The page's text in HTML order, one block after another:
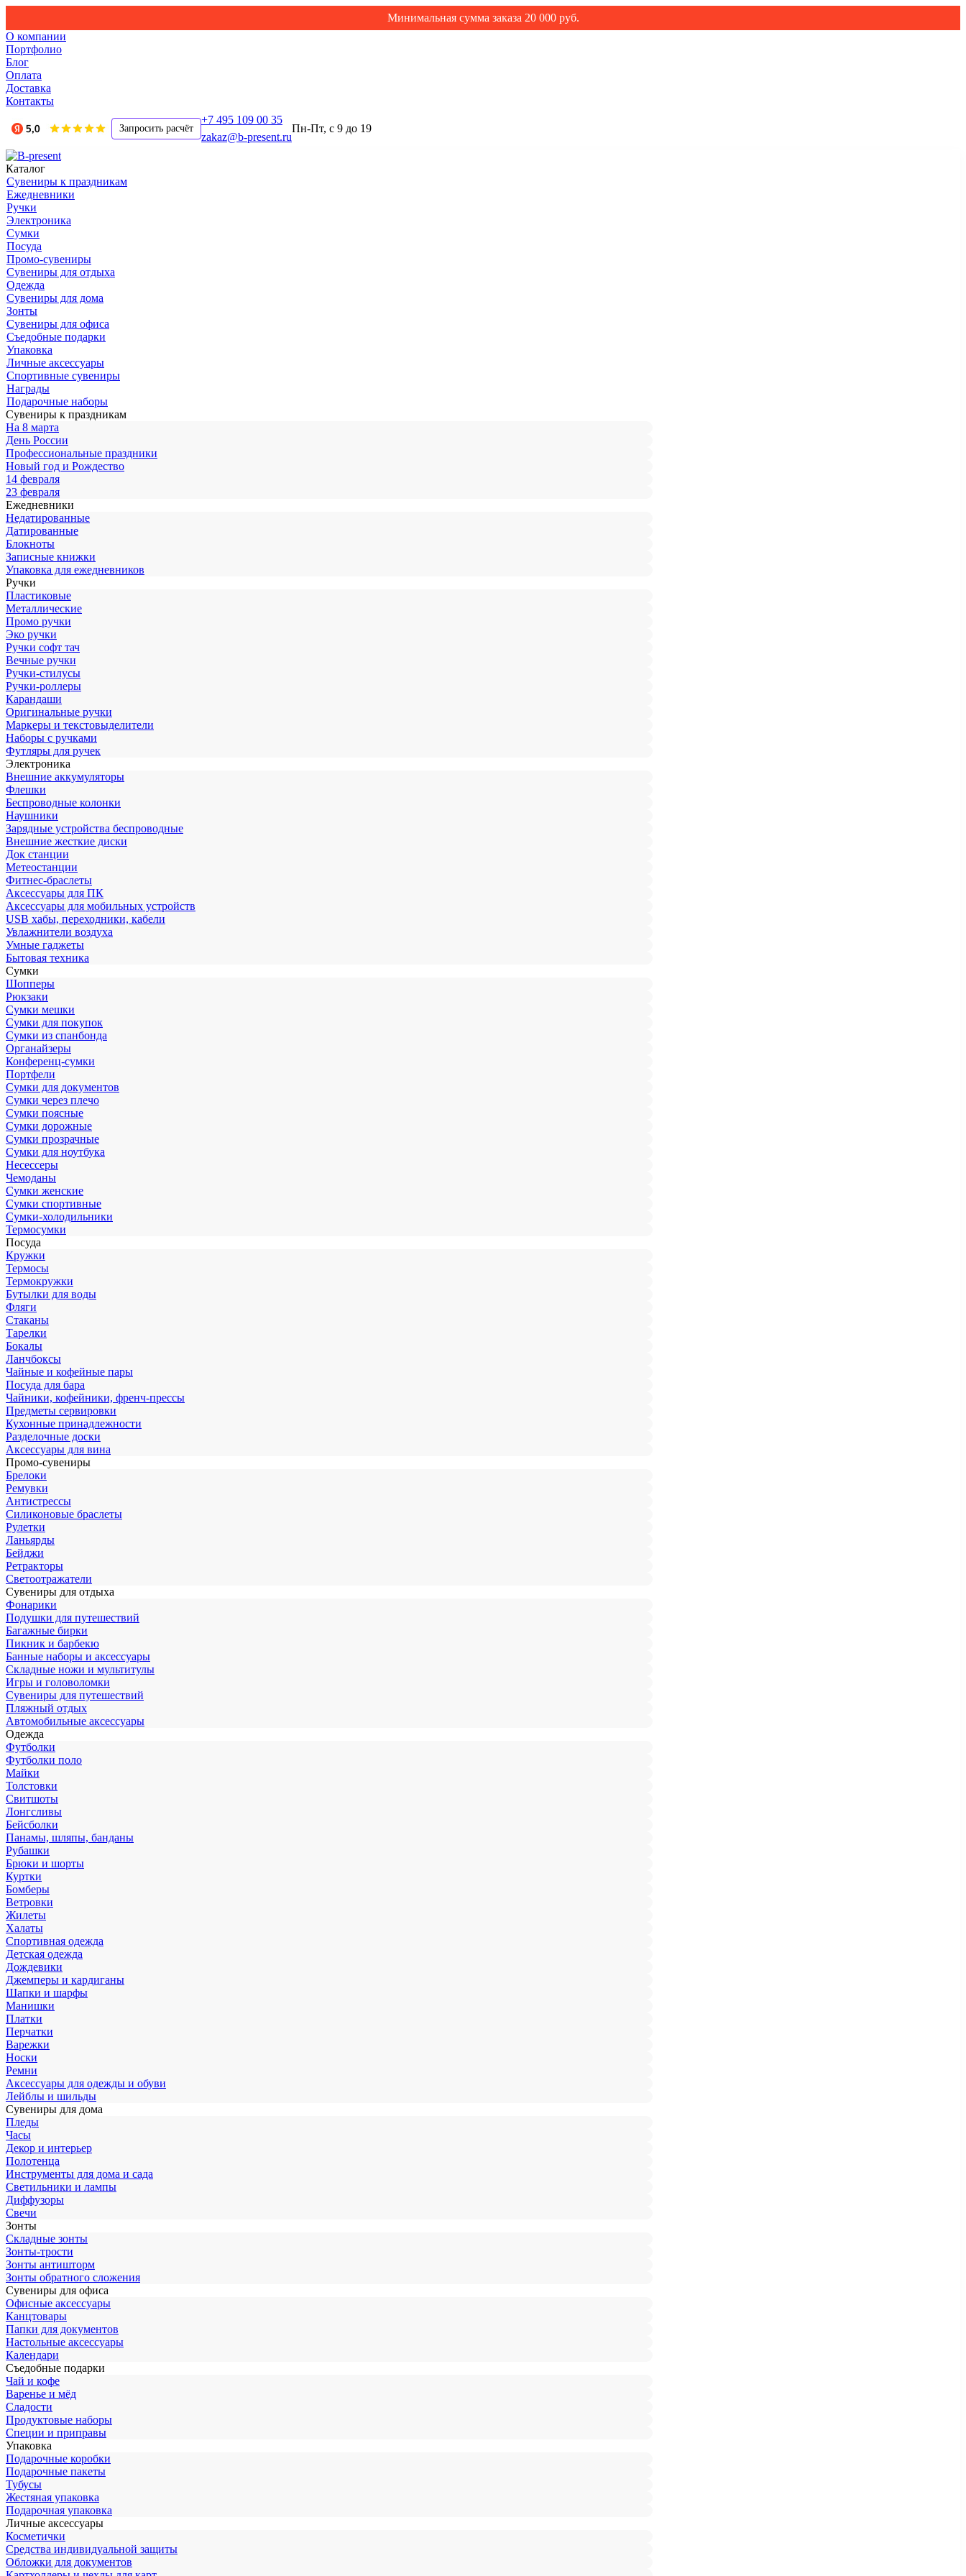
Минимальная сумма заказа 20 000 руб.
О компании
Портфолио
Блог
Оплата
Доставка
Контакты
Запросить расчёт
+7 495 109 00 35
zakaz@b-present.ru
Пн-Пт, с 9 до 19
Каталог
Сувениры к праздникам
Ежедневники
Ручки
Электроника
Сумки
Посуда
Промо-сувениры
Сувениры для отдыха
Одежда
Сувениры для дома
Зонты
Сувениры для офиса
Съедобные подарки
Упаковка
Личные аксессуары
Спортивные сувениры
Награды
Подарочные наборы
Сувениры к праздникам
На 8 марта
День России
Профессиональные праздники
Новый год и Рождество
14 февраля
23 февраля
Ежедневники
Недатированные
Датированные
Блокноты
Записные книжки
Упаковка для ежедневников
Ручки
Пластиковые
Металлические
Промо ручки
Эко ручки
Ручки софт тач
Вечные ручки
Ручки-стилусы
Ручки-роллеры
Карандаши
Оригинальные ручки
Маркеры и текстовыделители
Наборы с ручками
Футляры для ручек
Электроника
Внешние аккумуляторы
Флешки
Беспроводные колонки
Наушники
Зарядные устройства беспроводные
Внешние жесткие диски
Док станции
Метеостанции
Фитнес-браслеты
Аксессуары для ПК
Аксессуары для мобильных устройств
USB хабы, переходники, кабели
Увлажнители воздуха
Умные гаджеты
Бытовая техника
Сумки
Шопперы
Рюкзаки
Сумки мешки
Сумки для покупок
Сумки из спанбонда
Органайзеры
Конференц-сумки
Портфели
Сумки для документов
Сумки через плечо
Сумки поясные
Сумки дорожные
Сумки прозрачные
Сумки для ноутбука
Несессеры
Чемоданы
Сумки женские
Сумки спортивные
Сумки-холодильники
Термосумки
Посуда
Кружки
Термосы
Термокружки
Бутылки для воды
Фляги
Стаканы
Тарелки
Бокалы
Ланчбоксы
Чайные и кофейные пары
Посуда для бара
Чайники, кофейники, френч-прессы
Предметы сервировки
Кухонные принадлежности
Разделочные доски
Аксессуары для вина
Промо-сувениры
Брелоки
Ремувки
Антистрессы
Силиконовые браслеты
Рулетки
Ланьярды
Бейджи
Ретракторы
Светоотражатели
Сувениры для отдыха
Фонарики
Подушки для путешествий
Багажные бирки
Пикник и барбекю
Банные наборы и аксессуары
Складные ножи и мультитулы
Игры и головоломки
Сувениры для путешествий
Пляжный отдых
Автомобильные аксессуары
Одежда
Футболки
Футболки поло
Майки
Толстовки
Свитшоты
Лонгсливы
Бейсболки
Панамы, шляпы, банданы
Рубашки
Брюки и шорты
Куртки
Бомберы
Ветровки
Жилеты
Халаты
Спортивная одежда
Детская одежда
Дождевики
Джемперы и кардиганы
Шапки и шарфы
Манишки
Платки
Перчатки
Варежки
Носки
Ремни
Аксессуары для одежды и обуви
Лейблы и шильды
Сувениры для дома
Пледы
Часы
Декор и интерьер
Полотенца
Инструменты для дома и сада
Светильники и лампы
Диффузоры
Свечи
Зонты
Складные зонты
Зонты-трости
Зонты антишторм
Зонты обратного сложения
Сувениры для офиса
Офисные аксессуары
Канцтовары
Папки для документов
Настольные аксессуары
Календари
Съедобные подарки
Чай и кофе
Варенье и мёд
Сладости
Продуктовые наборы
Специи и приправы
Упаковка
Подарочные коробки
Подарочные пакеты
Тубусы
Жестяная упаковка
Подарочная упаковка
Личные аксессуары
Косметички
Средства индивидуальной защиты
Обложки для документов